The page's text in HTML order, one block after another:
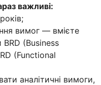
важливі:
вимог — вмієте
(Business
(Functional
аналітичні вимоги,